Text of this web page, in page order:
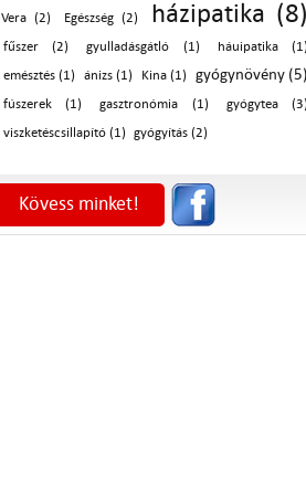
Vera (2) Egészség (2) házipatika (8)
fűszer (2) gyulladásgátló (1)
háuipatika (1)
emésztés (1)
ánizs (1) Kina (1) gyógynövény (5)
fúszerek (1) gasztronómia (1)
gyógytea (3)
viszketéscsillapító (1)
gyógyítás (2)
Kövess minket!